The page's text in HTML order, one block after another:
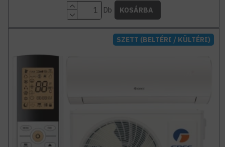
Db KOSÁRBA
SZETT (BELTÉRI / KÜLTÉRI)